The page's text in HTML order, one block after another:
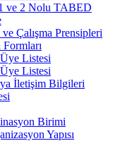
ve 2 Nolu TABED
Çalışma Prensipleri
Listesi
Listesi
İletişim Bilgileri
Birimi
Yapısı